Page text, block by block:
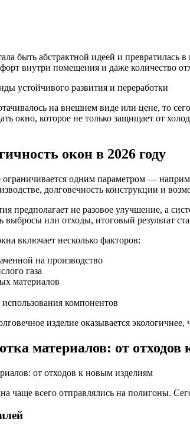
быть абстрактной идеей и
внутри помещения и даже количество
на внешнем виде или цене, то
окно, которое не только защищает от
окон в 2026 году
одним параметром —
долговечность конструкции и
предполагает не разовое улучшение, а
выбросы или отходы, итоговый результат
включает несколько факторов:
на производство
газа
материалов
компонентов
изделие оказывается
материалов: от
чаще всего отправлялись на полигоны.